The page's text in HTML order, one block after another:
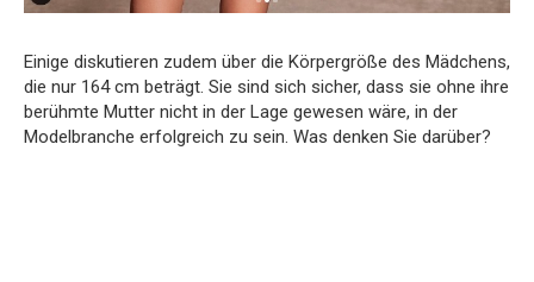
Einige diskutieren zudem über die Körpergröße des Mädchens,
die nur 164 cm beträgt. Sie sind sich sicher, dass sie ohne ihre
berühmte Mutter nicht in der Lage gewesen wäre, in der
Modelbranche erfolgreich zu sein. Was denken Sie darüber?